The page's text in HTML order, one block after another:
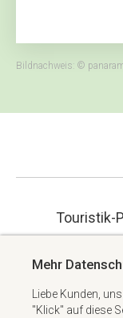
Bildnachweis: ©
Touristik-
+49
Mehr
Liebe Kunden,
"Klick" auf diese